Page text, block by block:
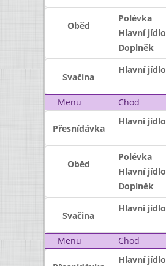
Oběd
Polévka
Hlavní jídlo
Doplněk
Svačina
Hlavní jídlo
Menu Chod
Přesnídávka
Hlavní jídlo
Oběd
Polévka
Hlavní jídlo
Doplněk
Svačina
Hlavní jídlo
Menu Chod
Hlavní jídlo